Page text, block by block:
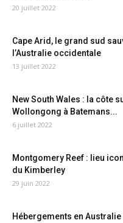
20 juillet 2022
Cape Arid, le grand sud
l’Australie occidentale
13 juillet 2022
New South Wales : la côte
Wollongong à Batemans...
6 juillet 2022
Montgomery Reef : lieu
du Kimberley
29 juin 2022
Hébergements en Australie